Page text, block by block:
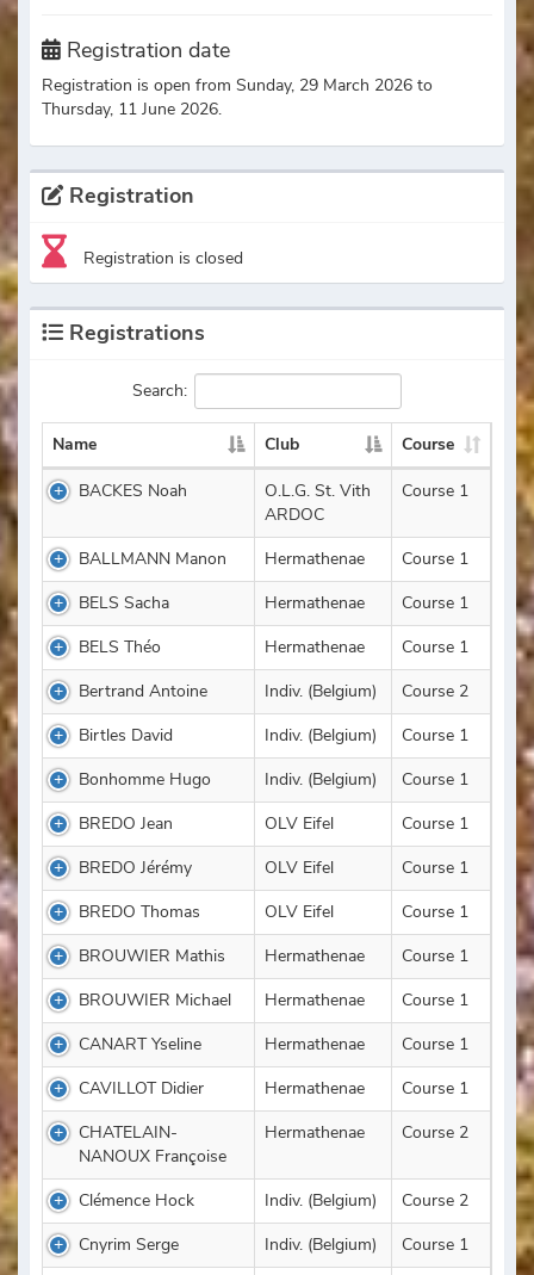
Registration date
Registration is open from Sunday, 29 March 2026 to
Thursday, 11 June 2026.
Registration
Registration is closed
Registrations
Search:
Name Club Course
BACKES Noah
O.L.G. St. Vith
ARDOC
Course 1
BALLMANN Manon Hermathenae
Course 1
BELS Sacha
Hermathenae
Course 1
BELS Théo
Hermathenae
Course 1
Bertrand Antoine
Indiv. (Belgium)
Course 2
Birtles David
Indiv. (Belgium)
Course 1
Bonhomme Hugo
Indiv. (Belgium)
Course 1
BREDO Jean
OLV Eifel
Course 1
BREDO Jérémy
OLV Eifel
Course 1
BREDO Thomas
OLV Eifel
Course 1
BROUWIER Mathis
Hermathenae
Course 1
BROUWIER Michael
Hermathenae
Course 1
CANART Yseline
Hermathenae
Course 1
CAVILLOT Didier
Hermathenae
Course 1
CHATELAIN-
NANOUX Françoise
Hermathenae Course 2
Clémence Hock Indiv. (Belgium)
Course 2
Cnyrim Serge
Indiv. (Belgium)
Course 1